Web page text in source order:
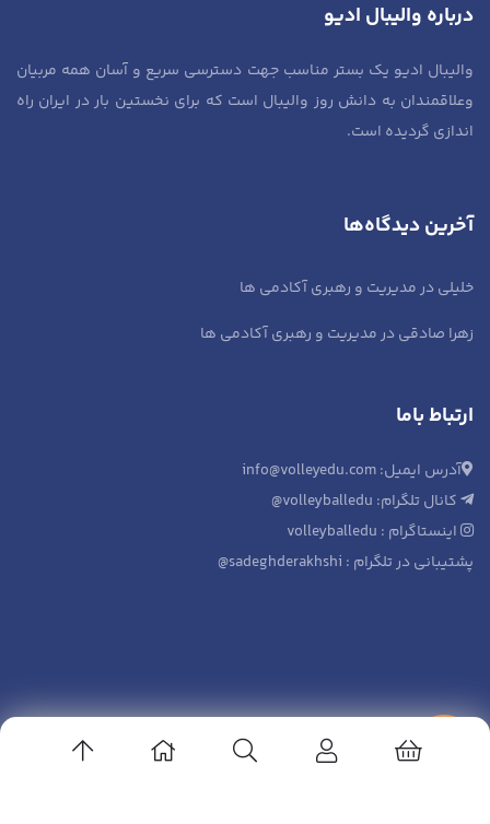
درباره والیبال ادیو
والیبال ادیو یک بستر مناسب جهت دسترسی سریع و آسان همه مربیان
وعلاقمندان به دانش روز والیبال است که برای نخستین بار در ایران راه
اندازی گردیده است.
آخرین دیدگاه‌ها
خلیلی درمدیریت و رهبری آکادمی ها
زهرا صادقی درمدیریت و رهبری آکادمی ها
ارتباط باما
آدرس ایمیل: info@volleyedu.com
کانال تلگرام: volleyballedu@
اینستاگرام : volleyballedu
پشتیبانی در تلگرام : sadeghderakhshi@